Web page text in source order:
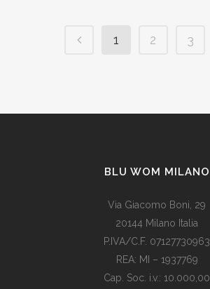
1 2 3
BLU WOM MILANO
Via Giacomo Boni, 29
20144 Milano Italia
P.IVA/C.F. 07127730963
REA: MI – 1937769
Cap. Soc. i.v.: 10.000,00